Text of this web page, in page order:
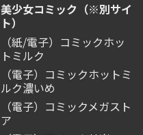
美少女コミック（※別サイ
ト）
（紙/電子）コミックホッ
トミルク
（電子）コミックホットミ
ルク濃いめ
（電子）コミックメガスト
ア